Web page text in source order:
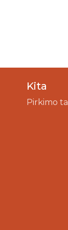
Kita
Pirkimo